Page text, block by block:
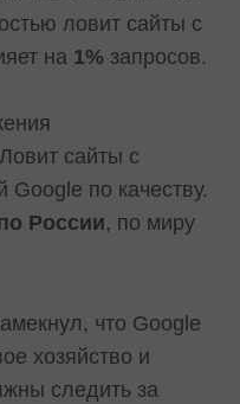
ловит сайты с
на 1% запросов.
сайты с
по качеству.
России, по миру
что Google
хозяйство и
следить за